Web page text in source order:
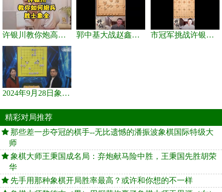
许银川教你炮高兵士象全如何赢士象全，简单四步即可 郭中基大战赵鑫鑫，许银川激情讲解 市冠军挑战许银川，急进中兵变化真激烈！
2024年9月28日象棋世界栏目，刘君、蒋川讲解了第九届杨官璘杯象棋...
精彩对局推荐
那些差一步夺冠的棋手--无比遗憾的潘振波象棋国际特级大
师
象棋大师王秉国成名局：弃炮献马险中胜，王秉国先胜胡荣
华
先手用那种象棋开局胜率最高？或许和你想的不一样